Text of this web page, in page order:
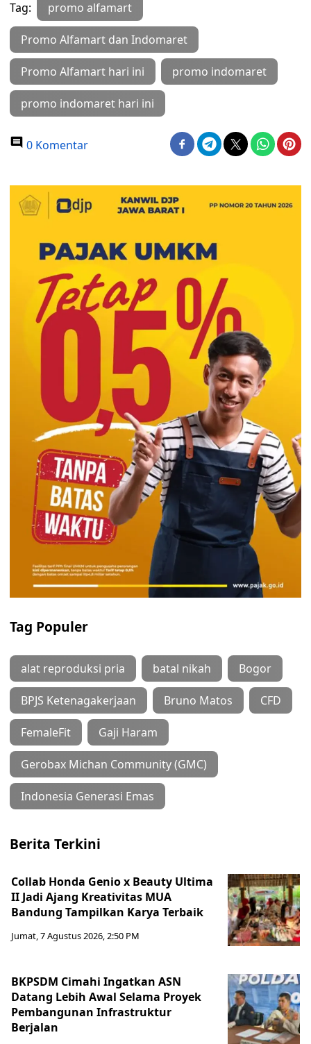
Tag: promo alfamart
Promo Alfamart dan Indomaret
Promo Alfamart hari ini promo indomaret
promo indomaret hari ini
0 Komentar
Tag Populer
alat reproduksi pria batal nikah Bogor
BPJS Ketenagakerjaan Bruno Matos CFD
FemaleFit Gaji Haram
Gerobax Michan Community (GMC)
Indonesia Generasi Emas
Berita Terkini
Collab Honda Genio x Beauty Ultima
II Jadi Ajang Kreativitas MUA
Bandung Tampilkan Karya Terbaik
Jumat, 7 Agustus 2026, 2:50 PM
BKPSDM Cimahi Ingatkan ASN
Datang Lebih Awal Selama Proyek
Pembangunan Infrastruktur
Berjalan